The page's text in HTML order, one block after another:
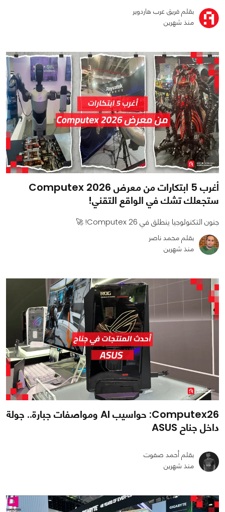
875
0
0
بقلم فريق عرب هاردوير
منذ شهرين
1980
0
أغرب 5 ابتكارات من معرض Computex 2026
ستجعلك تشك في الواقع التقني!
جنون التكنولوجيا ينطلق في Computex 26! 🚀
بقلم محمد ناصر
منذ شهرين
Computex26: حواسيب AI ومواصفات جبارة.. جولة
داخل جناح ASUS
بقلم أحمد صفوت
منذ شهرين